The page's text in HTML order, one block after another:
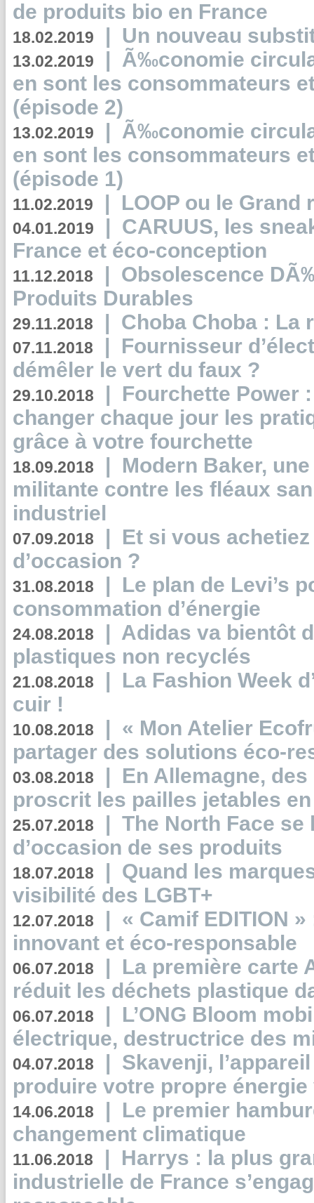
de produits bio en France
18.02.2019 | Un nouveau
13.02.2019 | Ã‰conomie
en sont les consommateurs
(épisode 2)
13.02.2019 | Ã‰conomie
en sont les consommateurs
(épisode 1)
11.02.2019 | LOOP ou le Grand
04.01.2019 | CARUUS, les
France et éco-conception
11.12.2018 | Obsolescence
Produits Durables
29.11.2018 | Choba Choba : La
07.11.2018 | Fournisseur
démêler le vert du faux ?
29.10.2018 | Fourchette Power
changer chaque jour les
grâce à votre fourchette
18.09.2018 | Modern Baker,
militante contre les fléaux
industriel
07.09.2018 | Et si vous
d’occasion ?
31.08.2018 | Le plan de Levi’s
consommation d’énergie
24.08.2018 | Adidas va bientôt
plastiques non recyclés
21.08.2018 | La Fashion Week
cuir !
10.08.2018 | « Mon Atelier
partager des solutions éco-
03.08.2018 | En Allemagne,
proscrit les pailles jetables
25.07.2018 | The North Face se
d’occasion de ses produits
18.07.2018 | Quand les
visibilité des LGBT+
12.07.2018 | « Camif EDITION
innovant et éco-responsable
06.07.2018 | La première carte
réduit les déchets plastique
06.07.2018 | L’ONG Bloom
électrique, destructrice des
04.07.2018 | Skavenji,
produire votre propre
14.06.2018 | Le premier
changement climatique
11.06.2018 | Harrys : la plus
industrielle de France